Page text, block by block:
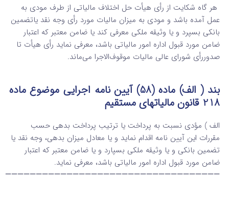
هر گاه شکایت از رأی هیأت حل اختلاف مالیاتی از طرف مودی به
عمل آمده باشد و مودی به میزان مالیات مورد رأی وجه نقد یا‌تضمین
بانکی بسپرد و یا وثیقه ملکی معرفی کند یا ضامن معتبر که اعتبار
ضامن مورد قبول اداره امور مالیاتی باشد، معرفی نماید رأی هیأت تا
صدور‌رأی شورای عالی مالیات موقوف‌الاجرا می‌ماند.
بند ( الف) ماده (58) آیین نامه اجرایی موضوع ماده
218 قانون مالیاتهای مستقیم
الف ) مؤدی نسبت به پرداخت یا ترتیب پرداخت بدهی حسب
مقررات این آیین ‌نامه اقدام نماید و یا معادل میزان بدهی، وجه نقد یا
تضمین بانکی و یا وثیقه ملکی بسپارد و یا ضامن معتبر که اعتبار
ضامن مورد قبول اداره امور مالیاتی باشد، معرفی نماید.
———————————————————————————————————